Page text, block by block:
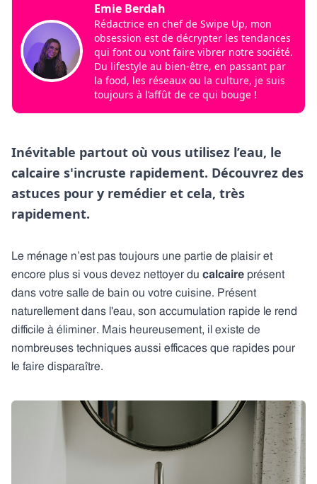
Emie Berdah
Rédactrice en chef de Swipe Up, mon
obsession est de décrypter les tendances
qui font ou vont faire vibrer notre société.
Du lifestyle au bien-être, en passant par
la food, les réseaux ou la culture, je suis
toujours à l’affût de ce qui bouge !
Inévitable partout où vous utilisez l’eau, le
calcaire s'incruste rapidement. Découvrez des
astuces pour y remédier et cela, très
rapidement.
Le ménage n’est pas toujours une partie de plaisir et
encore plus si vous devez nettoyer du calcaire présent
dans votre salle de bain ou votre cuisine. Présent
naturellement dans l'eau, son accumulation rapide le rend
difficile à éliminer. Mais heureusement, il existe de
nombreuses techniques aussi efficaces que rapides pour
le faire disparaître.